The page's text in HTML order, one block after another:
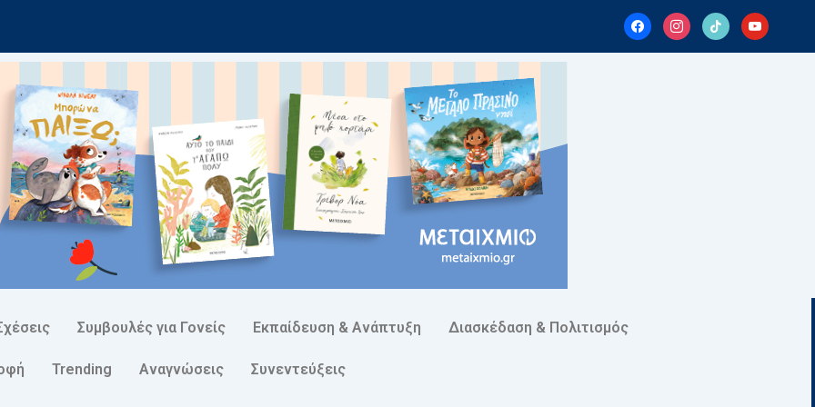
facebookinstagram
tiktok youtube
Συμβουλές για Γονείς Εκπαίδευση & Ανάπτυξη Διασκέδαση & Πολιτισμός
Trending Αναγνώσεις Συνεντεύξεις